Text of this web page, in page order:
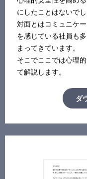
にしたことはないでし
対面とはコミュニケ
を感じている社員も
まってきています。
そこでここでは心理
て解説します。
ダ